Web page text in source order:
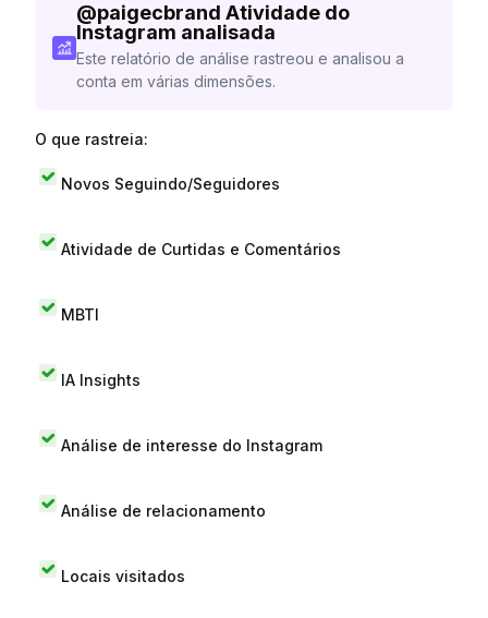
@paigecbrand Atividade do
Instagram analisada
Este relatório de análise rastreou e analisou a
conta em várias dimensões.
O que rastreia:
Novos Seguindo/Seguidores
Atividade de Curtidas e Comentários
MBTI
IA Insights
Análise de interesse do Instagram
Análise de relacionamento
Locais visitados